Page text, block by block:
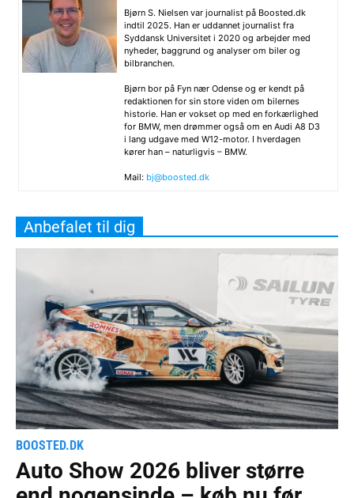
Bjørn S. Nielsen var journalist på Boosted.dk
indtil 2025. Han er uddannet journalist fra
Syddansk Universitet i 2020 og arbejder med
nyheder, baggrund og analyser om biler og
bilbranchen.
Bjørn bor på Fyn nær Odense og er kendt på
redaktionen for sin store viden om bilernes
historie. Han er vokset op med en forkærlighed
for BMW, men drømmer også om en Audi A8 D3
i lang udgave med W12-motor. I hverdagen
kører han – naturligvis – BMW.
Mail: bj@boosted.dk